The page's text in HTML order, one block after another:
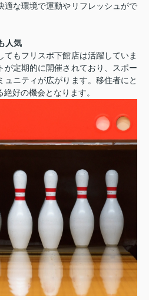
適な環境で運動やリフレッシュがで
人気
もフリスポ下館店は活躍していま
が定期的に開催されており、スポー
ュニティが広がります。移住者にと
好の機会となります。